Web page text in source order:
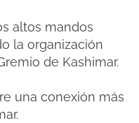
altos mandos
la organización
de Kashimar.
una conexión más